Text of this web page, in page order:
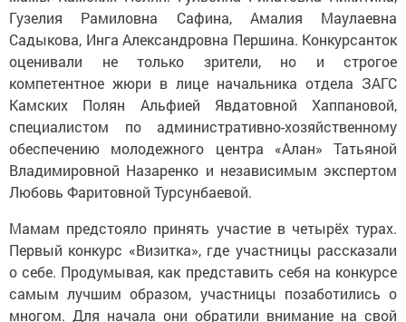
Гузелия Рамиловна Сафина, Амалия Маулаевна
Садыкова, Инга Александровна Першина. Конкурсанток
оценивали не только зрители, но и строгое
компетентное жюри в лице начальника отдела ЗАГС
Камских Полян Альфией Явдатовной Хаппановой,
специалистом по административно-хозяйственному
обеспечению молодежного центра «Алан» Татьяной
Владимировной Назаренко и независимым экспертом
Любовь Фаритовной Турсунбаевой.
Мамам предстояло принять участие в четырёх турах.
Первый конкурс «Визитка», где участницы рассказали
о себе. Продумывая, как представить себя на конкурсе
самым лучшим образом, участницы позаботились о
многом. Для начала они обратили внимание на свой